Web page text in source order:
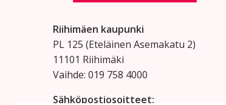
Riihimäen kaupunki
PL 125 (Eteläinen Asemakatu 2)
11101 Riihimäki
Vaihde: 019 758 4000
Sähköpostiosoitteet: